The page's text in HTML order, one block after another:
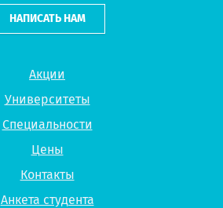
Акции
Университеты
Специальности
Цены
Контакты
Анкета студента
НАПИСАТЬ НАМ